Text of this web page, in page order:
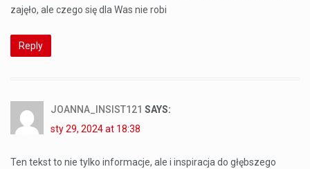
zajęło, ale czego się dla Was nie robi
Reply
JOANNA_INSIST121 SAYS:
sty 29, 2024 at 18:38
Ten tekst to nie tylko informacje, ale i inspiracja do głębszego